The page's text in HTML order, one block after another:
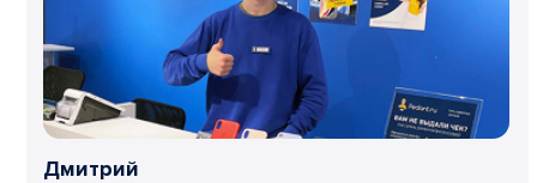
Дмитрий